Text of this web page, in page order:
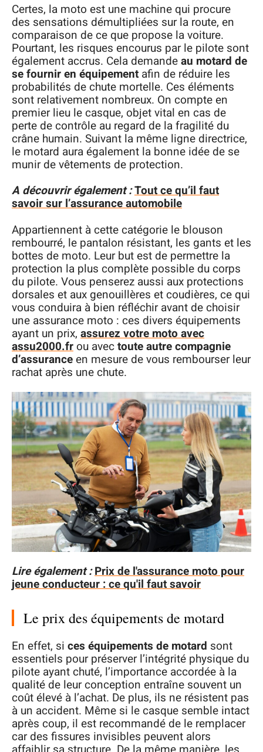
Certes, la moto est une machine qui procure
des sensations démultipliées sur la route, en
comparaison de ce que propose la voiture.
Pourtant, les risques encourus par le pilote sont
également accrus. Cela demandeau motard de
se fournir en équipement afin de réduire les
probabilités de chute mortelle. Ces éléments
sont relativement nombreux. On compte en
premier lieu le casque, objet vital en cas de
perte de contrôle au regard de la fragilité du
crâne humain. Suivant la même ligne directrice,
le motard aura également la bonne idée de se
munir de vêtements de protection.
A découvrir également :Tout ce qu’il faut
savoir sur l’assurance automobile
Appartiennent à cette catégorie le blouson
rembourré, le pantalon résistant, les gants et les
bottes de moto. Leur but est de permettre la
protection la plus complète possible du corps
du pilote. Vous penserez aussi aux protections
dorsales et aux genouillères et coudières, ce qui
vous conduira à bien réfléchir avant de choisir
une assurance moto : ces divers équipements
ayant un prix, assurez votre moto avec
assu2000.fr ou avectoute autre compagnie
d’assuranceen mesure de vous rembourser leur
rachat après une chute.
Lire également :Prix de l'assurance moto pour
jeune conducteur : ce qu'il faut savoir
Le prix des équipements de motard
En effet, si ces équipements de motard sont
essentiels pour préserver l’intégrité physique du
pilote ayant chuté, l’importance accordée à la
qualité de leur conception entraîne souvent un
coût élevé à l’achat. De plus, ils ne résistent pas
à un accident. Même si le casque semble intact
après coup, il est recommandé de le remplacer
car des fissures invisibles peuvent alors